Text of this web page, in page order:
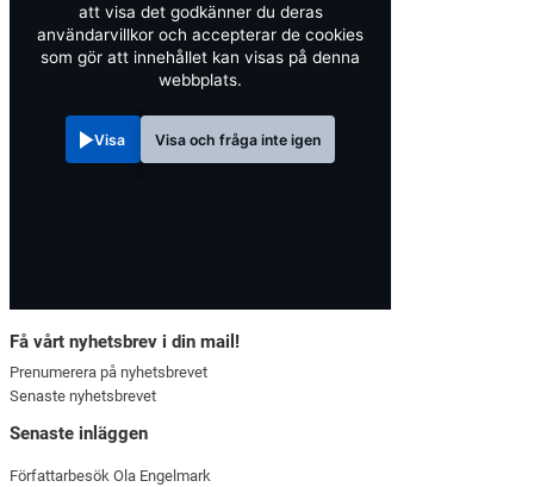
att visa det godkänner du deras
användarvillkor och accepterar de cookies
som gör att innehållet kan visas på denna
webbplats.
Visa Visa och fråga inte igen
Få vårt nyhetsbrev i din mail!
Prenumerera på nyhetsbrevet
Senaste nyhetsbrevet
Senaste inläggen
Författarbesök Ola Engelmark